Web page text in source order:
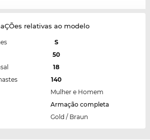
relativas ao modelo
S
50
18
140
Mulher e Homem
Armação completa
Gold / Braun